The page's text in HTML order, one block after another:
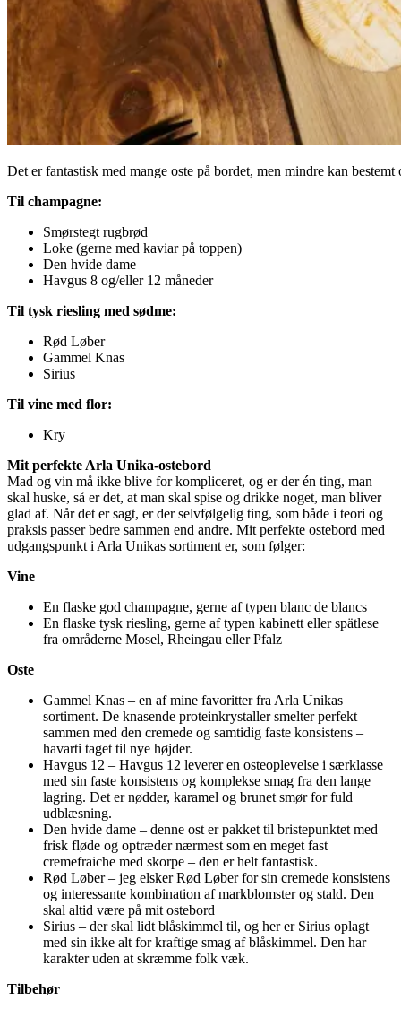
Det er fantastisk med mange oste på bordet, men mindre kan
Til champagne:
Smørstegt rugbrød
Loke (gerne med kaviar på toppen)
Den hvide dame
Havgus 8 og/eller 12 måneder
Til tysk riesling med sødme:
Rød Løber
Gammel Knas
Sirius
Til vine med flor:
Kry
Mit perfekte Arla Unika-ostebord
Mad og vin må ikke blive for kompliceret, og er der én ting, man
skal huske, så er det, at man skal spise og drikke noget, man bliver
glad af. Når det er sagt, er der selvfølgelig ting, som både i teori og
praksis passer bedre sammen end andre. Mit perfekte ostebord med
udgangspunkt i Arla Unikas sortiment er, som følger:
Vine
En flaske god champagne, gerne af typen blanc de blancs
En flaske tysk riesling, gerne af typen kabinett eller spätlese
fra områderne Mosel, Rheingau eller Pfalz
Oste
Gammel Knas – en af mine favoritter fra Arla Unikas
sortiment. De knasende proteinkrystaller smelter perfekt
sammen med den cremede og samtidig faste konsistens –
havarti taget til nye højder.
Havgus 12 – Havgus 12 leverer en osteoplevelse i særklasse
med sin faste konsistens og komplekse smag fra den lange
lagring. Det er nødder, karamel og brunet smør for fuld
udblæsning.
Den hvide dame – denne ost er pakket til bristepunktet med
frisk fløde og optræder nærmest som en meget fast
cremefraiche med skorpe – den er helt fantastisk.
Rød Løber – jeg elsker Rød Løber for sin cremede konsistens
og interessante kombination af markblomster og stald. Den
skal altid være på mit ostebord
Sirius – der skal lidt blåskimmel til, og her er Sirius oplagt
med sin ikke alt for kraftige smag af blåskimmel. Den har
karakter uden at skræmme folk væk.
Tilbehør